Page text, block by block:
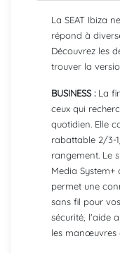
La SEAT Ibiza
répond à
Découvrez les
trouver la
BUSINESS : La
ceux qui
quotidien. Elle
rabattable 2/3-
rangement. Le
Media
permet une
sans fil pour
sécurité, l'aide
les manœuvres